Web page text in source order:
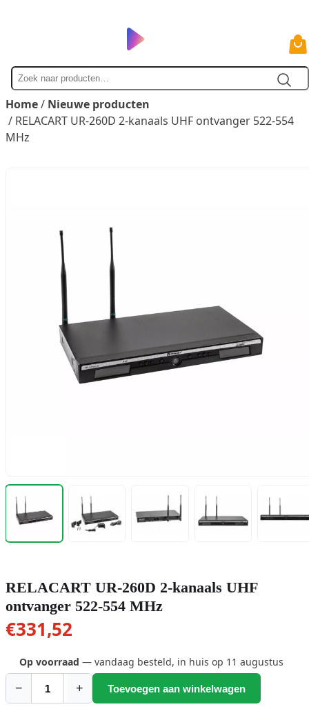
Zoek
naar
Home/ Nieuwe producten
/ RELACART UR-260D 2-kanaals UHF ontvanger 522-554
MHz
RELACART UR-260D 2-kanaals UHF
ontvanger 522-554 MHz
€331,52
Op voorraad — vandaag besteld, in huis op 11 augustus
−
RELACART
+ Toevoegen aan winkelwagen